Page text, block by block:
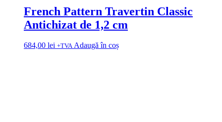
French Pattern Travertin Classic
Antichizat de 1,2 cm
684,00 lei +TVA Adaugă în coș